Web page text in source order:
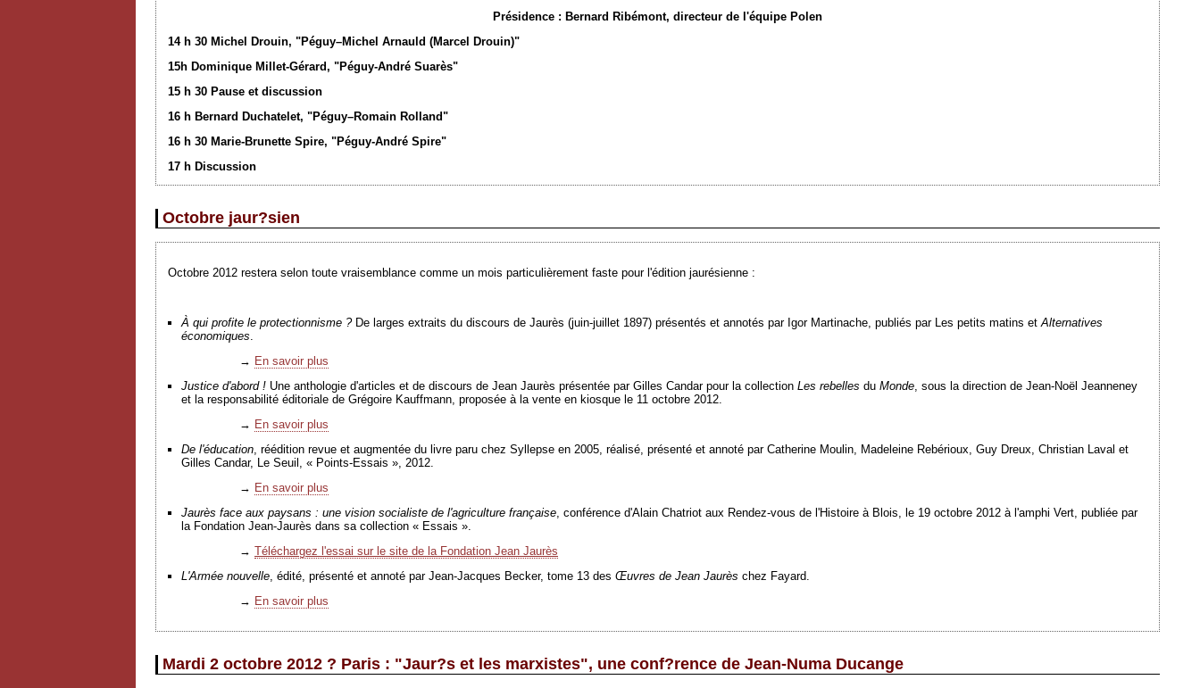
Présidence : Bernard Ribémont, directeur de l'équipe Polen
14 h 30 Michel Drouin, "Péguy–Michel Arnauld (Marcel Drouin)"
15h Dominique Millet-Gérard, "Péguy-André Suarès"
15 h 30 Pause et discussion
16 h Bernard Duchatelet, "Péguy–Romain Rolland"
16 h 30 Marie-Brunette Spire, "Péguy-André Spire"
17 h Discussion
Octobre jaur?sien
Octobre 2012 restera selon toute vraisemblance comme un mois particulièrement faste pour l'édition jaurésienne :
À qui profite le protectionnisme ?De larges extraits du discours de Jaurès (juin-juillet 1897) présentés et annotés par Igor Martinache, publiés par Les petits matins etAlternatives
économiques.
→ En savoir plus
Justice d'abord ! Une anthologie d'articles et de discours de Jean Jaurès présentée par Gilles Candar pour la collection Les rebelles du Monde, sous la direction de Jean-Noël Jeanneney
et la responsabilité éditoriale de Grégoire Kauffmann, proposée à la vente en kiosque le 11 octobre 2012.
→ En savoir plus
De l'éducation, réédition revue et augmentée du livre paru chez Syllepse en 2005, réalisé, présenté et annoté par Catherine Moulin, Madeleine Rebérioux, Guy Dreux, Christian Laval et
Gilles Candar, Le Seuil, « Points-Essais », 2012.
→ En savoir plus
Jaurès face aux paysans : une vision socialiste de l'agriculture française, conférence d'Alain Chatriot aux Rendez-vous de l'Histoire à Blois, le 19 octobre 2012 à l'amphi Vert, publiée par
la Fondation Jean-Jaurès dans sa collection « Essais ».
→ Téléchargez l'essai sur le site de la Fondation Jean Jaurès
L'Armée nouvelle, édité, présenté et annoté par Jean-Jacques Becker, tome 13 des Œuvres de Jean Jaurès chez Fayard.
→ En savoir plus
Mardi 2 octobre 2012 ? Paris : "Jaur?s et les marxistes", une conf?rence de Jean-Numa Ducange